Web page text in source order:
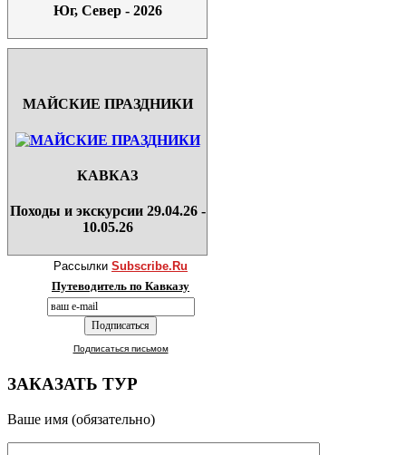
Юг, Север - 2026
МАЙСКИЕ ПРАЗДНИКИ
КАВКАЗ
Походы и экскурсии 29.04.26 -
10.05.26
Рассылки Subscribe.Ru
Путеводитель по Кавказу
Подписаться письмом
ЗАКАЗАТЬ ТУР
Ваше имя (обязательно)